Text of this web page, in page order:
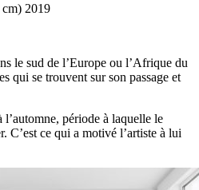
2019
le sud de l’Europe ou l’Afrique du
qui se trouvent sur son passage et
période à laquelle le
C’est ce qui a motivé l’artiste à lui